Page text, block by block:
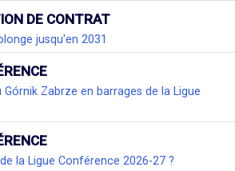
DE CONTRAT
jusqu'en 2031
Górnik Zabrze en barrages de la Ligue
la Ligue Conférence 2026-27 ?